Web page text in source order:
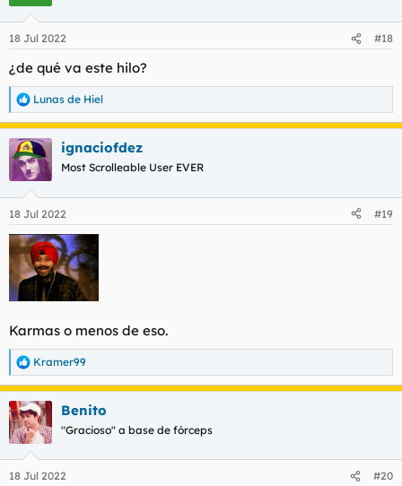
18 Jul 2022 #18
¿de qué va este hilo?
R
e
a
c
c
i
e
s
:
Lunas de Hiel
ignaciofdez
Most Scrolleable User EVER
18 Jul 2022 #19
Karmas o menos de eso.
R
e
a
c
c
i
e
Kramer99
Benito
"Gracioso" a base de fórceps
18 Jul 2022 #20